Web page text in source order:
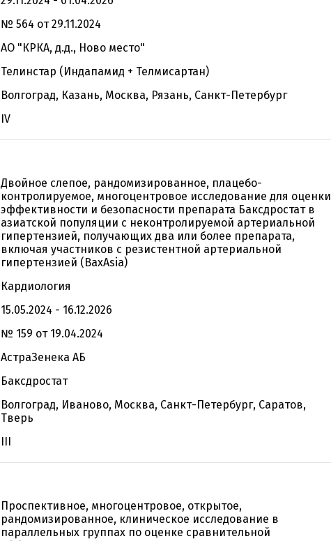
№ 564 от 29.11.2024
АО "КРКА, д.д., Ново место"
Телинстар (Индапамид + Телмисартан)
Волгоград, Казань, Москва, Рязань, Санкт-Петербург
IV
Двойное слепое, рандомизированное, плацебо-
контролируемое, многоцентровое исследование для оценки
эффективности и безопасности препарата Баксдростат в
азиатской популяции с неконтролируемой артериальной
гипертензией, получающих два или более препарата,
включая участников с резистентной артериальной
гипертензией (BaxAsia)
Кардиология
15.05.2024 - 16.12.2026
№ 159 от 19.04.2024
АстраЗенека АБ
Баксдростат
Волгоград, Иваново, Москва, Санкт-Петербург, Саратов,
Тверь
III
Проспективное, многоцентровое, открытое,
рандомизированное, клиническое исследование в
параллельных группах по оценке сравнительной